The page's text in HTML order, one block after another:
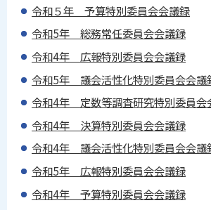
令和５年 予算特別委員会会議録
令和5年 総務常任委員会会議録
令和4年 広報特別委員会会議録
令和5年 議会活性化特別委員会会議
令和4年 定数等調査研究特別委員会
令和4年 決算特別委員会会議録
令和4年 議会活性化特別委員会会議
令和5年 広報特別委員会会議録
令和4年 予算特別委員会会議録